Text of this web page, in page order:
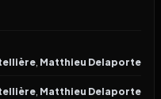
, Matthieu Delaporte
, Matthieu Delaporte